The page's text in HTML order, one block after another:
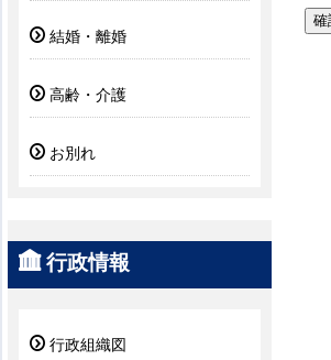
結婚・離婚
高齢・介護
お別れ
行政情報
行政組織図